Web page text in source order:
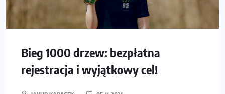
Bieg 1000 drzew: bezpłatna
rejestracja i wyjątkowy cel!